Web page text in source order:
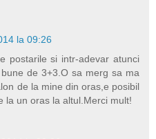
la 09:26
postarile si intr-adevar atunci
de 3+3.O sa merg sa ma
de la mine din oras,e posibil
la un oras la altul.Merci mult!